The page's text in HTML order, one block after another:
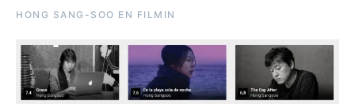
HONG SANG-SOO EN FILMIN